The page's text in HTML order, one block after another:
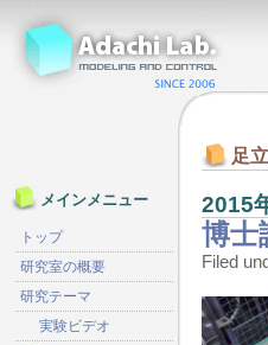
足
2015
博士
Filed
メインメニュー
トップ
研究室の概要
研究テーマ
実験ビデオ